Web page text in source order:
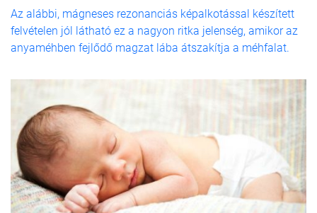
Az alábbi, mágneses rezonanciás képalkotással készített
felvételen jól látható ez a nagyon ritka jelenség, amikor az
anyaméhben fejlődő magzat lába átszakítja a méhfalat.